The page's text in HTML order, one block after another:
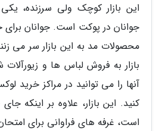
این بازار کوچک ولی سرزنده،
جوانان در پوکت است. جوانان
محصولات مد به این بازار سر می
بازار به فروش لباس ها و
آنها را می توانید در مراکز خرید
کنید. این بازار، علاوه بر اینکه
است، غرفه های فراوانی برای